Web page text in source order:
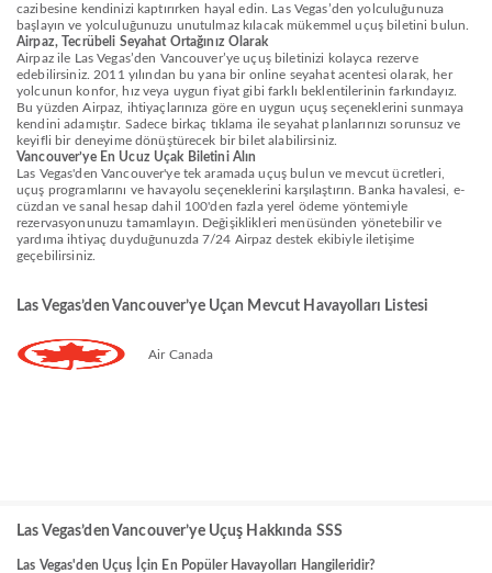
cazibesine kendinizi kaptırırken hayal edin. Las Vegas’den yolculuğunuza
başlayın ve yolculuğunuzu unutulmaz kılacak mükemmel uçuş biletini bulun.
Airpaz, Tecrübeli Seyahat Ortağınız Olarak
Airpaz ile Las Vegas’den Vancouver’ye uçuş biletinizi kolayca rezerve
edebilirsiniz. 2011 yılından bu yana bir online seyahat acentesi olarak, her
yolcunun konfor, hız veya uygun fiyat gibi farklı beklentilerinin farkındayız.
Bu yüzden Airpaz, ihtiyaçlarınıza göre en uygun uçuş seçeneklerini sunmaya
kendini adamıştır. Sadece birkaç tıklama ile seyahat planlarınızı sorunsuz ve
keyifli bir deneyime dönüştürecek bir bilet alabilirsiniz.
Vancouver’ye En Ucuz Uçak Biletini Alın
Las Vegas'den Vancouver'ye tek aramada uçuş bulun ve mevcut ücretleri,
uçuş programlarını ve havayolu seçeneklerini karşılaştırın. Banka havalesi, e-
cüzdan ve sanal hesap dahil 100'den fazla yerel ödeme yöntemiyle
rezervasyonunuzu tamamlayın. Değişiklikleri menüsünden yönetebilir ve
yardıma ihtiyaç duyduğunuzda 7/24 Airpaz destek ekibiyle iletişime
geçebilirsiniz.
Las Vegas’den Vancouver’ye Uçan Mevcut Havayolları Listesi
Air Canada
Las Vegas’den Vancouver’ye Uçuş Hakkında SSS
Las Vegas'den Uçuş İçin En Popüler Havayolları Hangileridir?